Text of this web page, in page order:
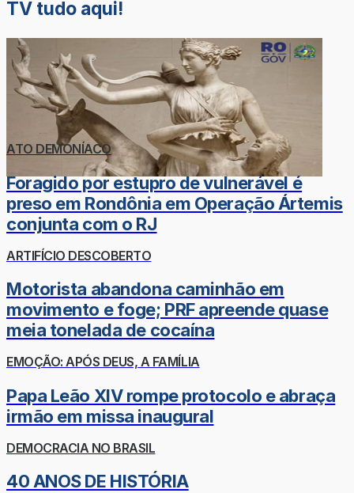
TV tudo aqui!
ATO DEMONÍACO
Foragido por estupro de vulnerável é
preso em Rondônia em Operação Ártemis
conjunta com o RJ
ARTIFÍCIO DESCOBERTO
Motorista abandona caminhão em
movimento e foge; PRF apreende quase
meia tonelada de cocaína
EMOÇÃO: APÓS DEUS, A FAMÍLIA
Papa Leão XIV rompe protocolo e abraça
irmão em missa inaugural
DEMOCRACIA NO BRASIL
40 ANOS DE HISTÓRIA